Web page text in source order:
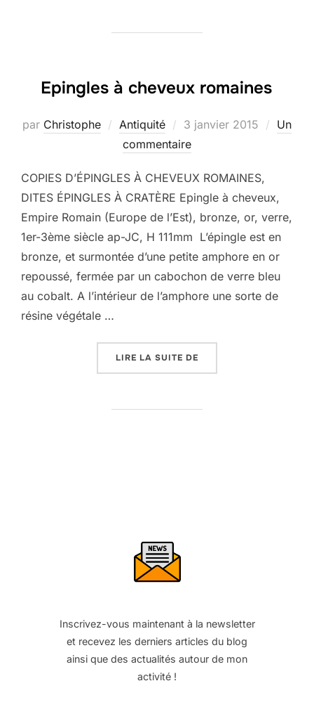
Epingles à cheveux romaines
par Christophe Antiquité
Publié
le
3 janvier 2015
Un
commentaire
COPIES D’ÉPINGLES À CHEVEUX ROMAINES,
DITES ÉPINGLES À CRATÈRE Epingle à cheveux,
Empire Romain (Europe de l’Est), bronze, or, verre,
1er-3ème siècle ap-JC, H 111mm L’épingle est en
bronze, et surmontée d’une petite amphore en or
repoussé, fermée par un cabochon de verre bleu
au cobalt. A l’intérieur de l’amphore une sorte de
résine végétale …
LIRE LA SUITE DE
Inscrivez-vous maintenant à la newsletter
et recevez les derniers articles du blog
ainsi que des actualités autour de mon
activité !